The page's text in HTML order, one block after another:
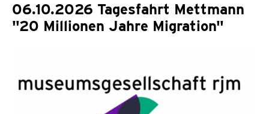
06.10.2026 Tagesfahrt Mettmann
"20 Millionen Jahre Migration"